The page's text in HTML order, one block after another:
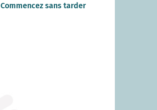
Commencez sans tarder